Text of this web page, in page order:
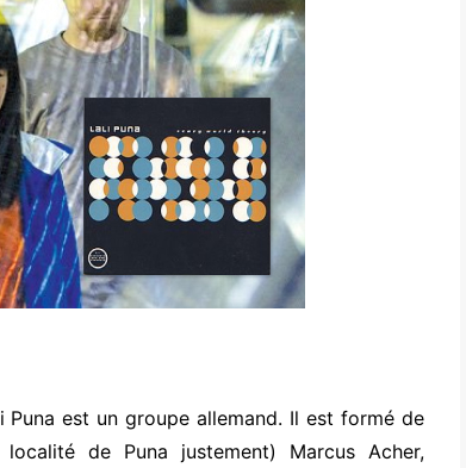
Puna est un groupe allemand. Il est formé de
de Puna justement) Marcus Acher,